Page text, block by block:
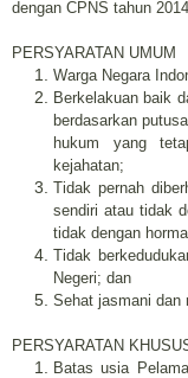
dengan CPNS tahun 2014
PERSYARATAN UMUM
Warga Negara
Berkelakuan baik
berdasarkan
hukum yang
kejahatan;
Tidak pernah
sendiri atau tidak
tidak dengan
Tidak
Negeri; dan
Sehat jasmani dan
PERSYARATAN
Batas usia